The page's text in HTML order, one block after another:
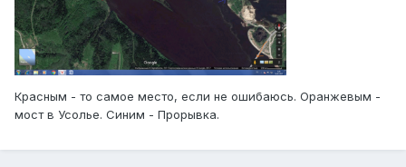
Красным - то самое место, если не ошибаюсь. Оранжевым -
мост в Усолье. Синим - Прорывка.